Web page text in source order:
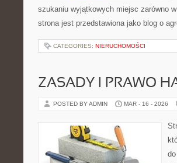
szukaniu wyjątkowych miejsc zarówno
strona jest przedstawiona jako blog o
CATEGORIES: NIERUCHOMOŚCI
ZASADY I PRAWO
POSTED BY ADMIN MAR - 16 - 2026